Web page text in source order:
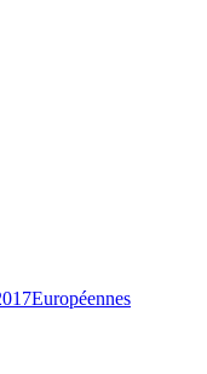
Européennes